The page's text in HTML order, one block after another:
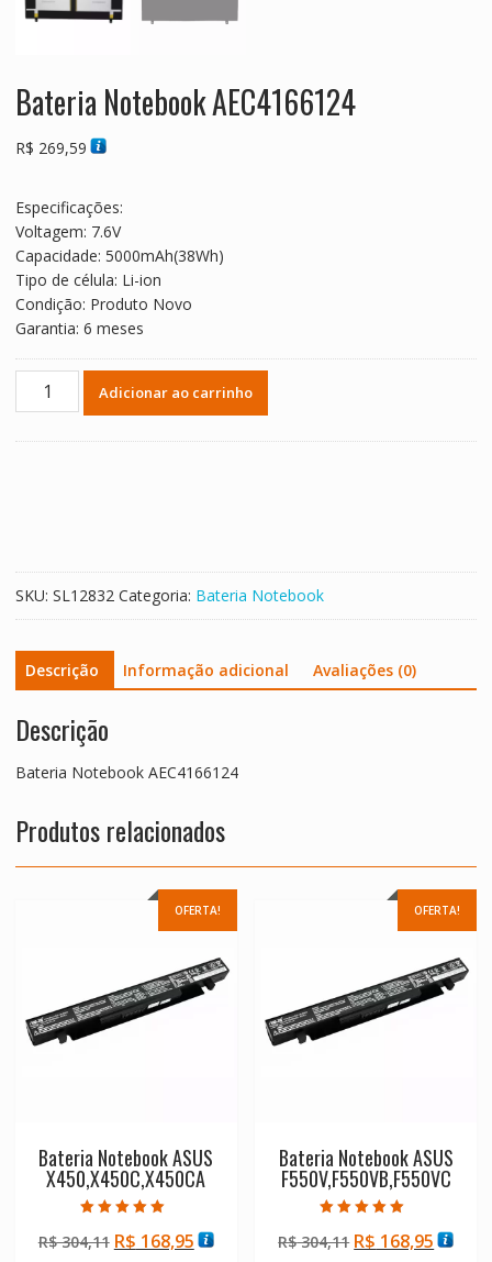
Bateria Notebook AEC4166124
R$ 269,59
Especificações:
Voltagem: 7.6V
Capacidade: 5000mAh(38Wh)
Tipo de célula: Li-ion
Condição: Produto Novo
Garantia: 6 meses
Bateria
Notebook
Adicionar ao carrinho
SKU: SL12832 Categoria: Bateria Notebook
Descrição Informação adicional Avaliações (0)
Descrição
Bateria Notebook AEC4166124
Produtos relacionados
OFERTA!
Bateria Notebook ASUS
X450,X450C,X450CA
5.00
de 5
R$304,11 O
R$ 168,95O
OFERTA!
Bateria Notebook ASUS
F550V,F550VB,F550VC
5.00
de 5
R$304,11 O
R$ 168,95O